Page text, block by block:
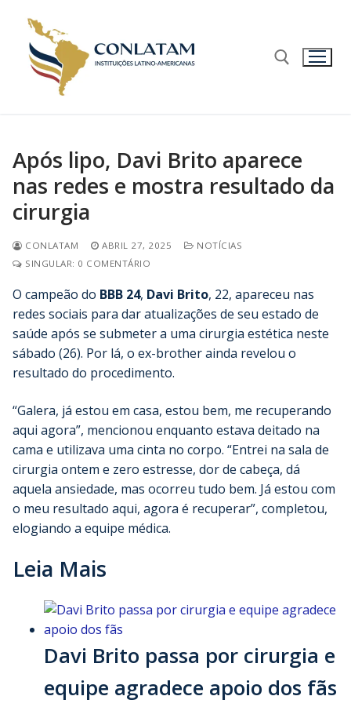
Após lipo, Davi Brito aparece
nas redes e mostra resultado da
cirurgia
CONLATAM ABRIL 27, 2025
NOTÍCIAS
SINGULAR: 0 COMENTÁRIO
O campeão do BBB 24, Davi Brito, 22, apareceu nas
redes sociais para dar atualizações de seu estado de
saúde após se submeter a uma cirurgia estética neste
sábado (26). Por lá, o ex-brother ainda revelou o
resultado do procedimento.
“Galera, já estou em casa, estou bem, me recuperando
aqui agora”, mencionou enquanto estava deitado na
cama e utilizava uma cinta no corpo. “Entrei na sala de
cirurgia ontem e zero estresse, dor de cabeça, dá
aquela ansiedade, mas ocorreu tudo bem. Já estou com
o meu resultado aqui, agora é recuperar”, completou,
elogiando a equipe médica.
Leia Mais
Davi Brito passa por cirurgia e
equipe agradece apoio dos fãs